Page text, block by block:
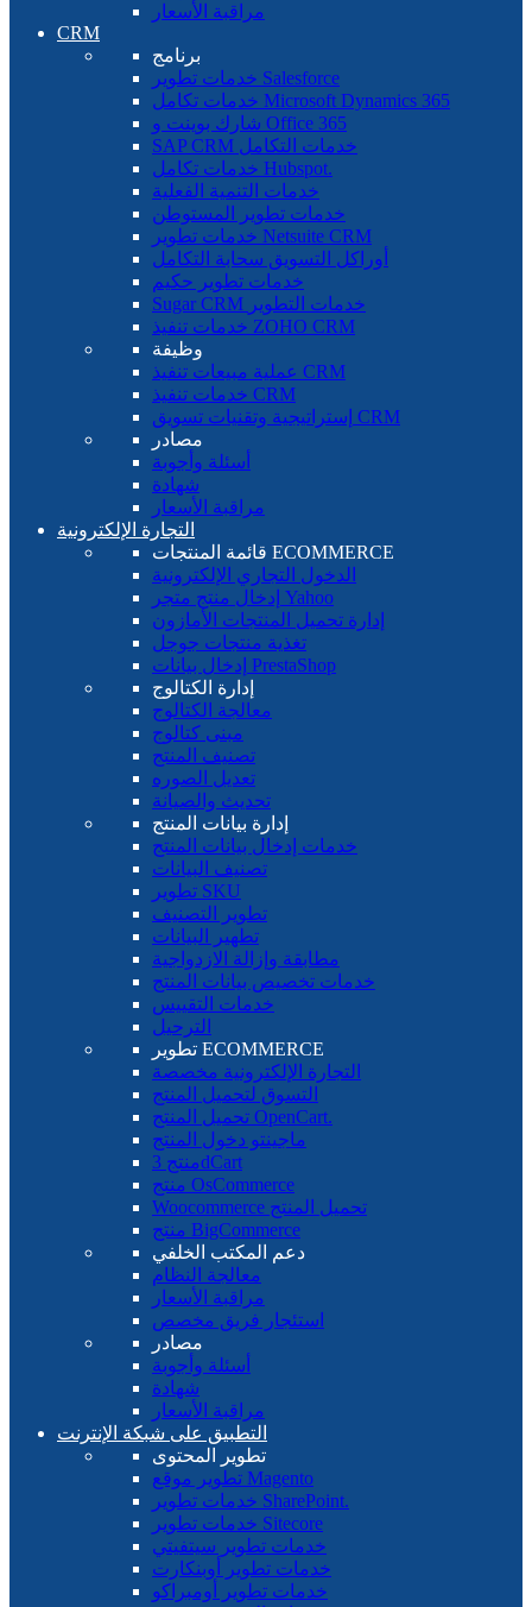
مراقبة الأسعار
CRM
برنامج
خدمات تطوير Salesforce
خدمات تكامل Microsoft Dynamics 365
شارك بوينت و Office 365
SAP CRM خدمات التكامل
خدمات تكامل Hubspot.
خدمات التنمية الفعلية
خدمات تطوير المستوطن
خدمات تطوير Netsuite CRM
أوراكل التسويق سحابة التكامل
خدمات تطوير حكيم
Sugar CRM خدمات التطوير
خدمات تنفيذ ZOHO CRM
وظيفة
عملية مبيعات تنفيذ CRM
خدمات تنفيذ CRM
إستراتيجية وتقنيات تسويق CRM
مصادر
أسئلة وأجوبة
شهادة
مراقبة الأسعار
التجارة الإلكترونية
قائمة المنتجات ECOMMERCE
الدخول التجاري الإلكترونية
إدخال منتج متجر Yahoo
إدارة تحميل المنتجات الأمازون
تغذية منتجات جوجل
إدخال بيانات PrestaShop
إدارة الكتالوج
معالجة الكتالوج
مبنى كتالوج
تصنيف المنتج
تعديل الصوره
تحديث والصيانة
إدارة بيانات المنتج
خدمات إدخال بيانات المنتج
تصنيف البيانات
تطوير SKU
تطوير التصنيف
تطهير البيانات
مطابقة وإزالة الازدواجية
خدمات تخصيص بيانات المنتج
خدمات التقييس
الترحيل
تطوير ECOMMERCE
التجارة الإلكترونية مخصصة
التسوق لتحميل المنتج
تحميل المنتج OpenCart.
ماجينتو دخول المنتج
منتج 3dCart
منتج OsCommerce
Woocommerce تحميل المنتج
منتج BigCommerce
دعم المكتب الخلفي
معالجة النظام
مراقبة الأسعار
استئجار فريق مخصص
مصادر
أسئلة وأجوبة
شهادة
مراقبة الأسعار
التطبيق على شبكة الإنترنت
تطوير المحتوى
تطوير موقع Magento
خدمات تطوير SharePoint.
خدمات تطوير Sitecore
خدمات تطوير سيتفيتي
خدمات تطوير أوبنكارت
خدمات تطوير أومبراكو